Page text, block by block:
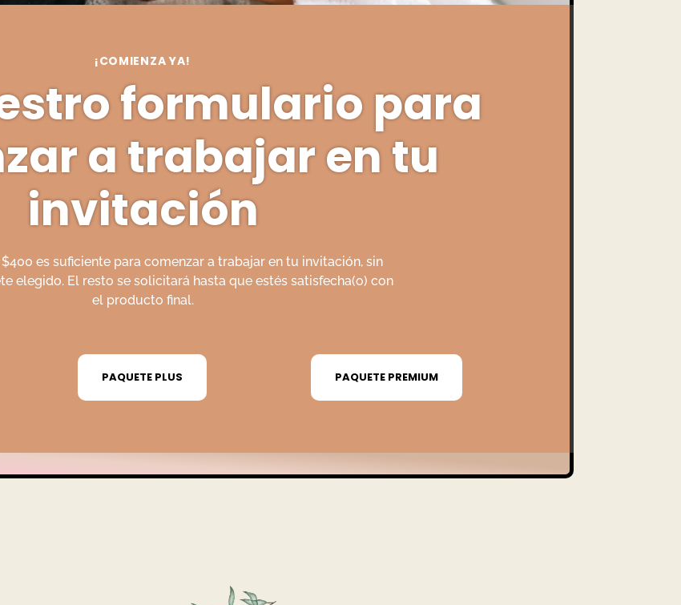
¡COMIENZA YA!
formulario para
a trabajar en tu
invitación
es suficiente para comenzar a trabajar en tu invitación, sin
elegido. El resto se solicitará hasta que estés satisfecha(o) con
el producto final.
PAQUETE PLUS PAQUETE PREMIUM